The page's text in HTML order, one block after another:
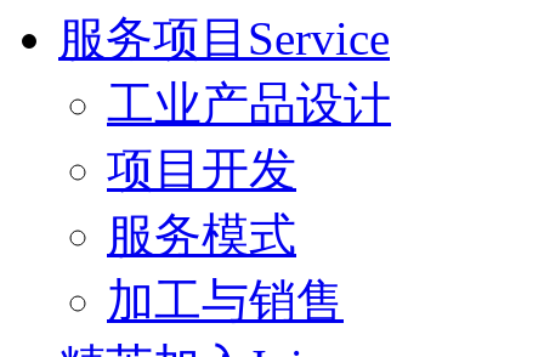
服务项目Service
工业产品设计
项目开发
服务模式
加工与销售